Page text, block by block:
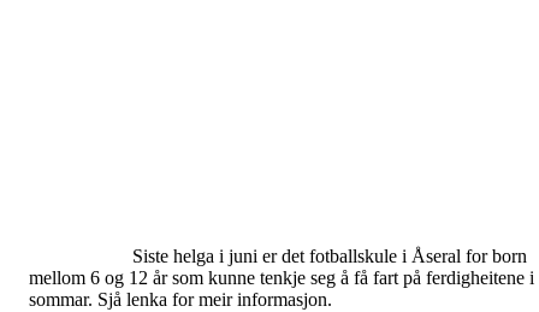
Siste helga i juni er det fotballskule i Åseral for born
mellom 6 og 12 år som kunne tenkje seg å få fart på ferdigheitene i
sommar. Sjå lenka for meir informasjon.